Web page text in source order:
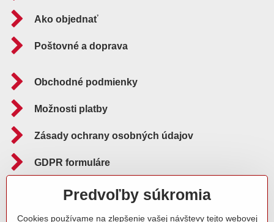
Ako objednať
Poštovné a doprava
Obchodné podmienky
Možnosti platby
Zásady ochrany osobných údajov
GDPR formuláre
Reklamačný poriadok
Predvoľby súkromia
Cookies používame na zlepšenie vašej návštevy tejto webovej